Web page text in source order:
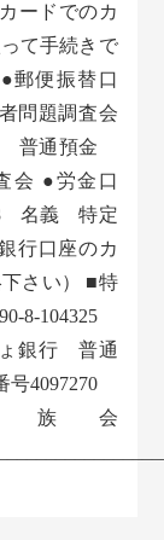
ードでのカ
て手続きで
●郵便振替口
問題調査会
普通預金
会 ●労金口
名義 特定
行口座のカ
さい） ■特
8-104325
銀行 普通
号4097270
会